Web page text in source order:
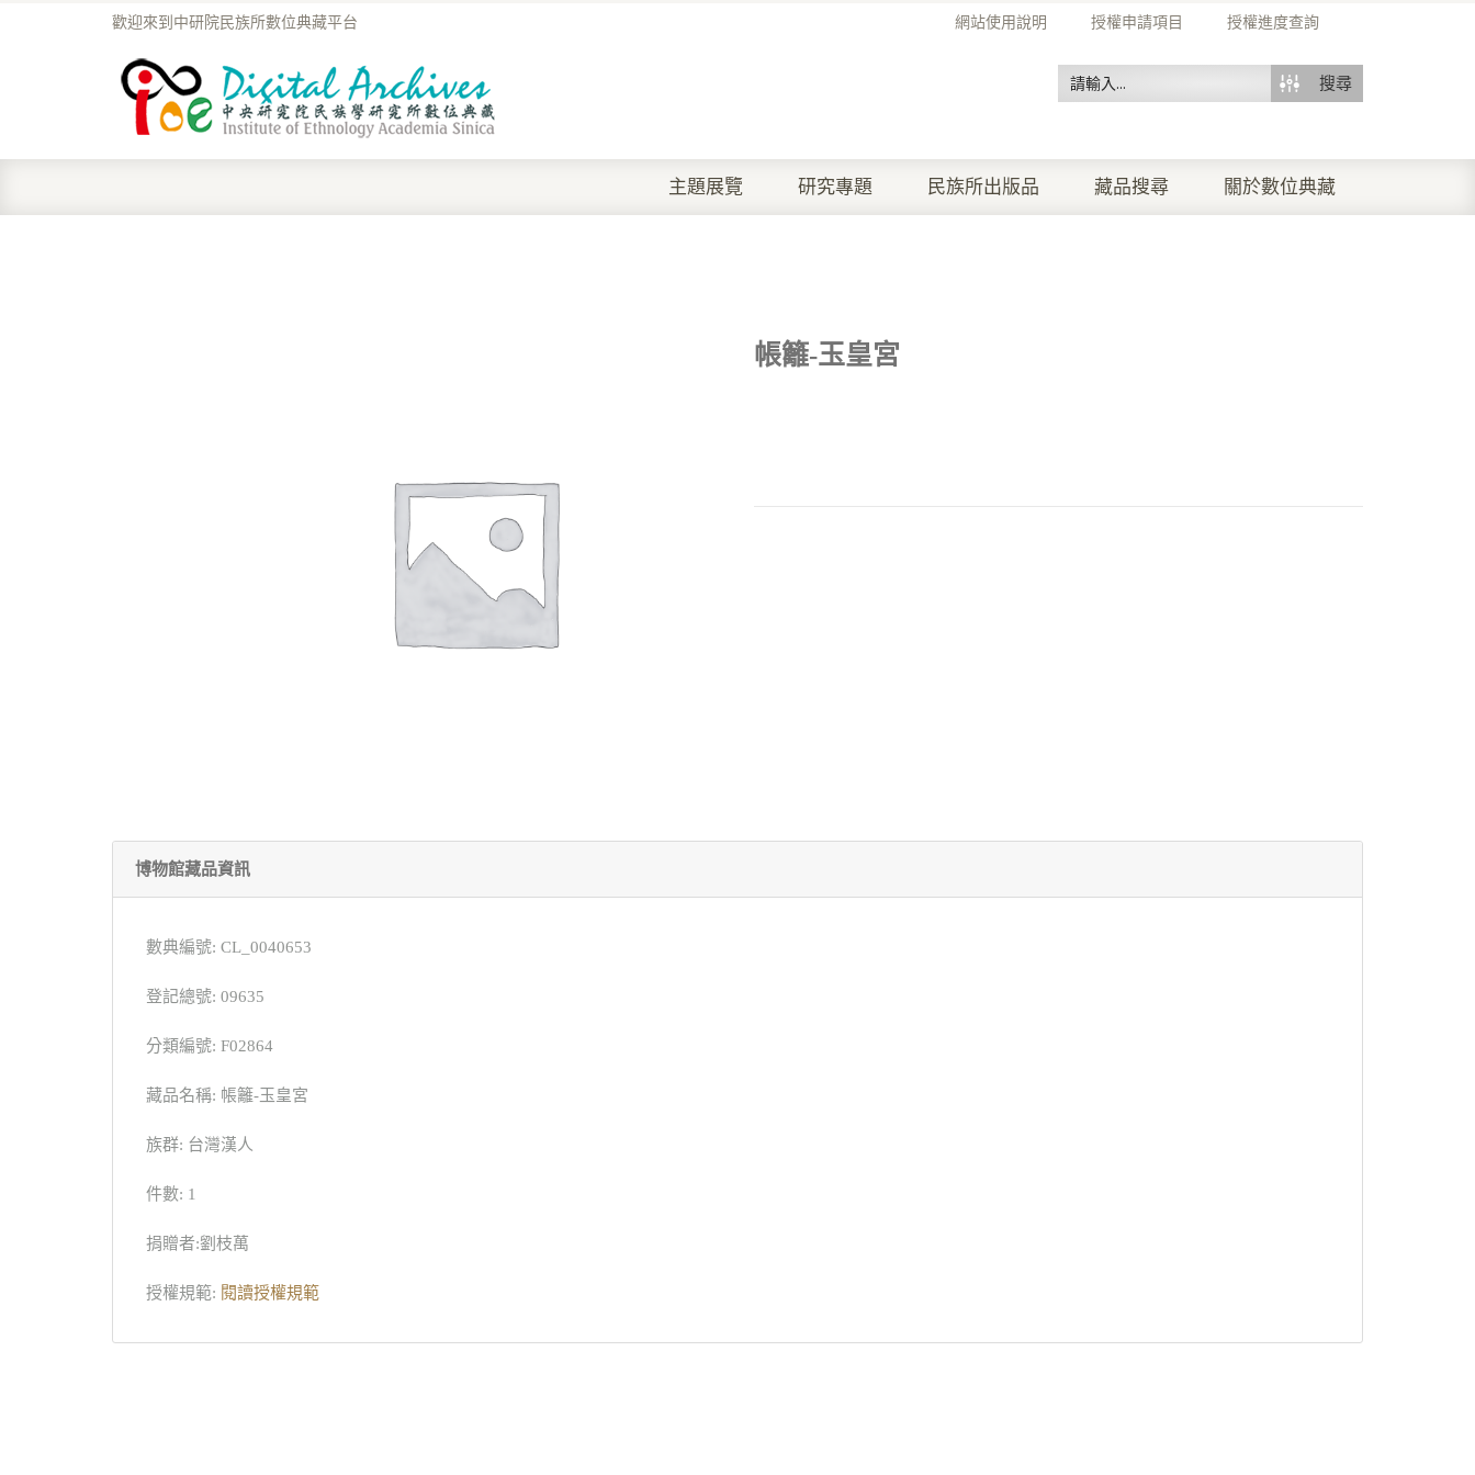
網站使用說明 授權申請項目 授權進度查詢
歡迎來到中研院民族所數位典藏平台
搜尋
主題展覽 研究專題 民族所出版品 藏品搜尋 關於數位典藏
帳籬-玉皇宮
博物館藏品資訊
數典編號: CL_0040653
登記總號: 09635
分類編號: F02864
藏品名稱: 帳籬-玉皇宮
族群: 台灣漢人
件數: 1
捐贈者:劉枝萬
授權規範: 閱讀授權規範